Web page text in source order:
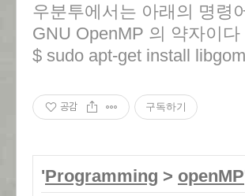
우분투에서는 아래의 명령
GNU OpenMP 의 약자이다
$ sudo apt-get install
공감 구독하기
'Programming > openMP